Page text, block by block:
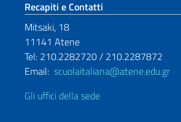
Sezione footer
Recapiti e Contatti
Mitsaki, 18
11141 Atene
Tel: 210.2282720 / 210.2287872
Email: scuolaitaliana@atene.edu.gr
Gli uffici della sede